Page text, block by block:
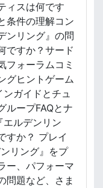
ィスは何です
条件の理解コン
ンリング』の問
ですか？サード
フォーラムコミ
グヒントゲーム
ガイドとチュ
ループFAQとナ
ルデンリン
すか？ プレイ
リング』をプ
ー、パフォーマ
問題など、さま